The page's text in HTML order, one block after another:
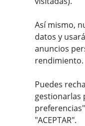
Así mismo,
datos y
anuncios
rendimiento.
Puedes
gestionarlas
preferencias
"ACEPTAR".
Chuleta de